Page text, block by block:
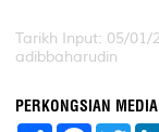
Tarikh Input: 05/01/
adibbaharudin
PERKONGSIAN MEDIA